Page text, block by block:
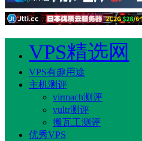
VPS精选网
VPS有趣用途
主机测评
virmach测评
vultr测评
搬瓦工测评
优秀VPS